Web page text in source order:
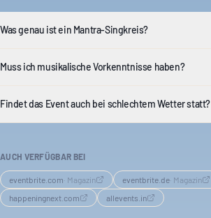
Was genau ist ein Mantra-Singkreis?
Muss ich musikalische Vorkenntnisse haben?
Findet das Event auch bei schlechtem Wetter statt?
AUCH VERFÜGBAR BEI
eventbrite.com· Magazin eventbrite.de· Magazin
happeningnext.com
allevents.in